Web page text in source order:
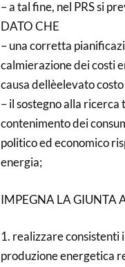
– a tal fine, nel PRS si
DATO CHE
– una corretta
calmierazione dei costi
causa dellèelevato
– il sostegno alla
contenimento dei
politico ed economico
energia;
IMPEGNA LA GIUNTA
1. realizzare
produzione energetica